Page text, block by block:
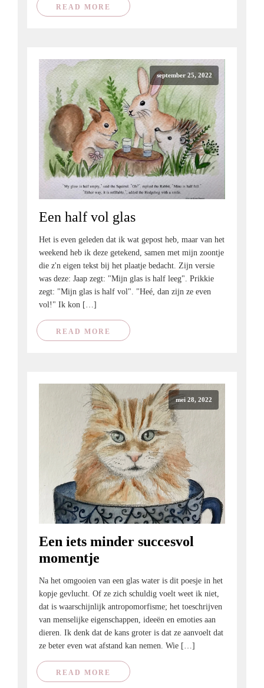
READ MORE
september 25, 2022
Een half vol glas
Het is even geleden dat ik wat gepost heb, maar van het
weekend heb ik deze getekend, samen met mijn zoontje
die z'n eigen tekst bij het plaatje bedacht. Zijn versie
was deze: Jaap zegt: "Mijn glas is half leeg". Prikkie
zegt: "Mijn glas is half vol". "Heé, dan zijn ze even
vol!" Ik kon […]
READ MORE
mei 28, 2022
Een iets minder succesvol
momentje
Na het omgooien van een glas water is dit poesje in het
kopje gevlucht. Of ze zich schuldig voelt weet ik niet,
dat is waarschijnlijk antropomorfisme; het toeschrijven
van menselijke eigenschappen, ideeën en emoties aan
dieren. Ik denk dat de kans groter is dat ze aanvoelt dat
ze beter even wat afstand kan nemen. Wie […]
READ MORE